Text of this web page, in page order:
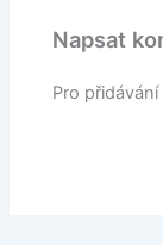
Napsat
Pro